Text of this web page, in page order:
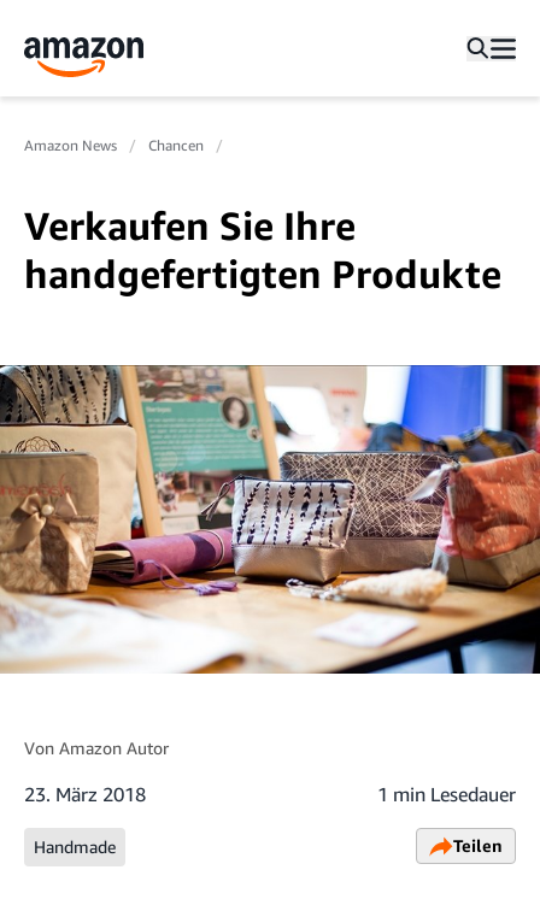
Amazon News Chancen
Verkaufen Sie Ihre
handgefertigten Produkte
Von Amazon Autor
23. März 2018 1 min Lesedauer
Handmade Teilen